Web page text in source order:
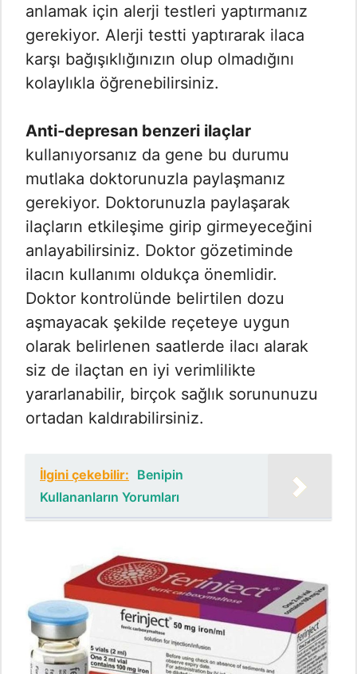
anlamak için alerji testleri yaptırmanız
gerekiyor. Alerji testti yaptırarak ilaca
karşı bağışıklığınızın olup olmadığını
kolaylıkla öğrenebilirsiniz.
Anti-depresan benzeri ilaçlar
kullanıyorsanız da gene bu durumu
mutlaka doktorunuzla paylaşmanız
gerekiyor. Doktorunuzla paylaşarak
ilaçların etkileşime girip girmeyeceğini
anlayabilirsiniz. Doktor gözetiminde
ilacın kullanımı oldukça önemlidir.
Doktor kontrolünde belirtilen dozu
aşmayacak şekilde reçeteye uygun
olarak belirlenen saatlerde ilacı alarak
siz de ilaçtan en iyi verimlilikte
yararlanabilir, birçok sağlık sorununuzu
ortadan kaldırabilirsiniz.
İlgini çekebilir: Benipin
Kullananların Yorumları